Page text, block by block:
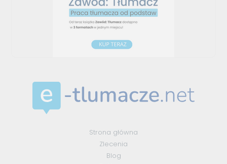
Strona główna
Zlecenia
Blog